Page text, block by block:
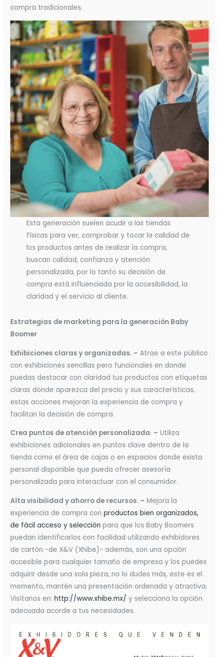
compra tradicionales.
Esta generación suelen acudir a las tiendas
físicas para ver, comprobar y tocar la calidad de
los productos antes de realizar la compra,
buscan calidad, confianza y atención
personalizada, por lo tanto su decisión de
compra está influenciada por la accesibilidad, la
claridad y el servicio al cliente.
Estrategias de marketing para la generación Baby
Boomer
Exhibiciones claras y organizadas. – Atrae a este público
con exhibiciones sencillas pero funcionales en donde
puedas destacar con claridad tus productos con etiquetas
claras donde aparezca del precio y sus características,
estas acciones mejoran la experiencia de compra y
facilitan la decisión de compra.
Crea puntos de atención personalizada. – Utiliza
exhibiciones adicionales en puntos clave dentro de la
tienda como el área de cajas o en espacios donde exista
personal disponible que pueda ofrecer asesoría
personalizada para interactuar con el consumidor.
Alta visibilidad y ahorro de recursos. – Mejora la
experiencia de compra conproductos bien organizados,
de fácil acceso y selección para que los Baby Boomers
puedan identificarlos con facilidad utilizando exhibidores
de cartón -de X&V (Xhibe)- además, son una opción
accesible para cualquier tamaño de empresa y los puedes
adquirir desde una sola pieza, no lo dudes más, este es el
momento, mantén una presentación ordenada y atractiva.
Visítanos en:http://www.xhibe.mx/ y selecciona la opción
adecuada acorde a tus necesidades.